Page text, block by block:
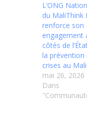
L’ONG
du MaliThink
renforce son
engagement
côtés de
la prévention
crises au Mali
mai 26, 2026
Dans